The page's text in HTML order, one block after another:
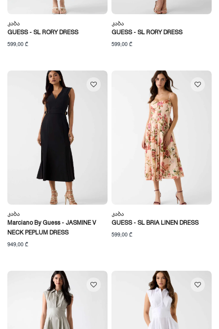
Კაბა
GUESS - SL RORY DRESS
599,00 ₾
Კაბა
GUESS - SL RORY DRESS
599,00 ₾
Კაბა
Marciano By Guess - JASMINE V
NECK PEPLUM DRESS
949,00 ₾
Კაბა
GUESS - SL BRIA LINEN DRESS
599,00 ₾